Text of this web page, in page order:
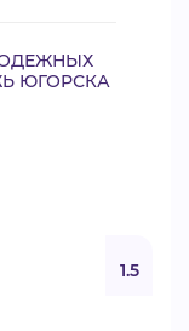
ЮГОРСКА
1.5